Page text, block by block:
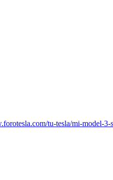
tu-tesla/mi-model-3-